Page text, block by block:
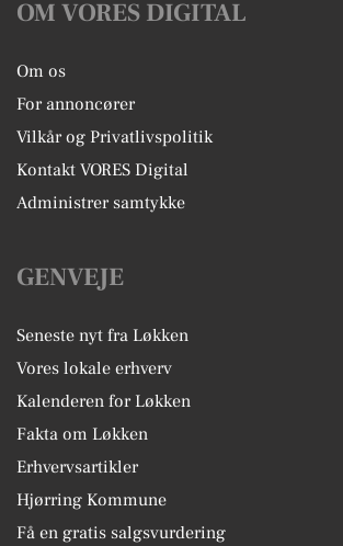
OM VORES DIGITAL
Om os
For annoncører
Vilkår og Privatlivspolitik
Kontakt VORES Digital
Administrer samtykke
GENVEJE
Seneste nyt fra Løkken
Vores lokale erhverv
Kalenderen for Løkken
Fakta om Løkken
Erhvervsartikler
Hjørring Kommune
Få en gratis salgsvurdering